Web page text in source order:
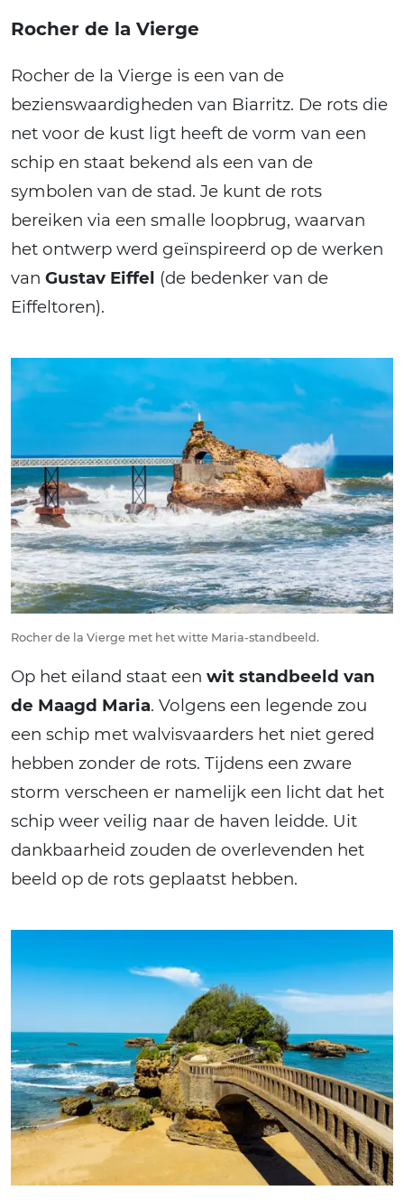
Rocher de la Vierge
Rocher de la Vierge is een van de
bezienswaardigheden van Biarritz. De rots die
net voor de kust ligt heeft de vorm van een
schip en staat bekend als een van de
symbolen van de stad. Je kunt de rots
bereiken via een smalle loopbrug, waarvan
het ontwerp werd geïnspireerd op de werken
van Gustav Eiffel (de bedenker van de
Eiffeltoren).
Rocher de la Vierge met het witte Maria-standbeeld.
Op het eiland staat een wit standbeeld van
de Maagd Maria. Volgens een legende zou
een schip met walvisvaarders het niet gered
hebben zonder de rots. Tijdens een zware
storm verscheen er namelijk een licht dat het
schip weer veilig naar de haven leidde. Uit
dankbaarheid zouden de overlevenden het
beeld op de rots geplaatst hebben.